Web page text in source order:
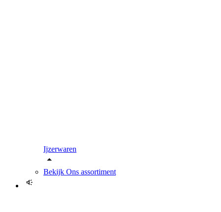
Ijzerwaren
Bekijk Ons assortiment